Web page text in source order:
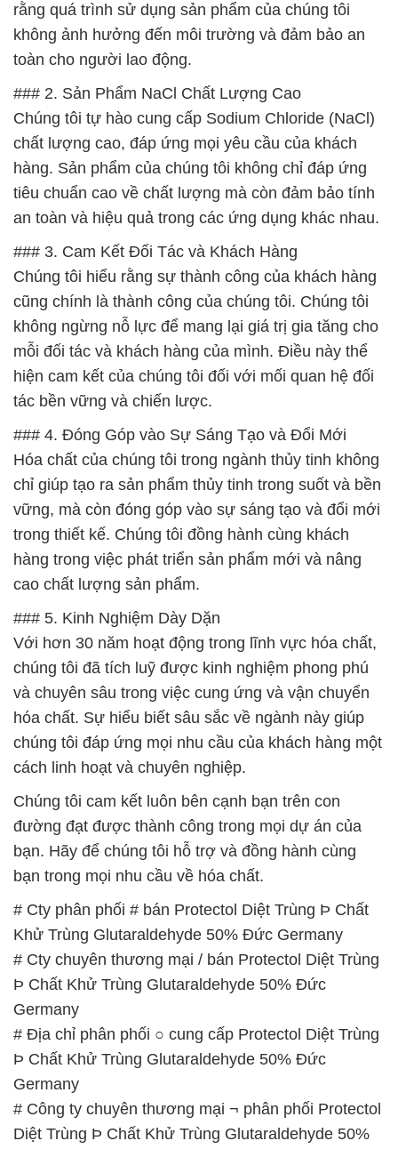
rằng quá trình sử dụng sản phẩm của chúng tôi
không ảnh hưởng đến môi trường và đảm bảo an
toàn cho người lao động.
### 2. Sản Phẩm NaCl Chất Lượng Cao
Chúng tôi tự hào cung cấp Sodium Chloride (NaCl)
chất lượng cao, đáp ứng mọi yêu cầu của khách
hàng. Sản phẩm của chúng tôi không chỉ đáp ứng
tiêu chuẩn cao về chất lượng mà còn đảm bảo tính
an toàn và hiệu quả trong các ứng dụng khác nhau.
### 3. Cam Kết Đối Tác và Khách Hàng
Chúng tôi hiểu rằng sự thành công của khách hàng
cũng chính là thành công của chúng tôi. Chúng tôi
không ngừng nỗ lực để mang lại giá trị gia tăng cho
mỗi đối tác và khách hàng của mình. Điều này thể
hiện cam kết của chúng tôi đối với mối quan hệ đối
tác bền vững và chiến lược.
### 4. Đóng Góp vào Sự Sáng Tạo và Đổi Mới
Hóa chất của chúng tôi trong ngành thủy tinh không
chỉ giúp tạo ra sản phẩm thủy tinh trong suốt và bền
vững, mà còn đóng góp vào sự sáng tạo và đổi mới
trong thiết kế. Chúng tôi đồng hành cùng khách
hàng trong việc phát triển sản phẩm mới và nâng
cao chất lượng sản phẩm.
### 5. Kinh Nghiệm Dày Dặn
Với hơn 30 năm hoạt động trong lĩnh vực hóa chất,
chúng tôi đã tích luỹ được kinh nghiệm phong phú
và chuyên sâu trong việc cung ứng và vận chuyển
hóa chất. Sự hiểu biết sâu sắc về ngành này giúp
chúng tôi đáp ứng mọi nhu cầu của khách hàng một
cách linh hoạt và chuyên nghiệp.
Chúng tôi cam kết luôn bên cạnh bạn trên con
đường đạt được thành công trong mọi dự án của
bạn. Hãy để chúng tôi hỗ trợ và đồng hành cùng
bạn trong mọi nhu cầu về hóa chất.
# Cty phân phối # bán Protectol Diệt Trùng Þ Chất
Khử Trùng Glutaraldehyde 50% Đức Germany
# Cty chuyên thương mại / bán Protectol Diệt Trùng
Þ Chất Khử Trùng Glutaraldehyde 50% Đức
Germany
# Địa chỉ phân phối ○ cung cấp Protectol Diệt Trùng
Þ Chất Khử Trùng Glutaraldehyde 50% Đức
Germany
# Công ty chuyên thương mại ¬ phân phối Protectol
Diệt Trùng Þ Chất Khử Trùng Glutaraldehyde 50%